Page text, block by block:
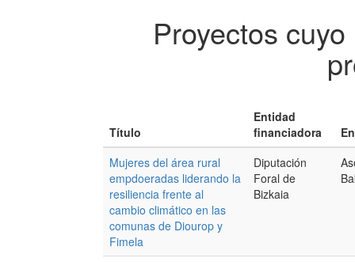
Proyectos
Título
Entidad
financiadora
Mujeres del área rural
empdoeradas liderando la
resiliencia frente al
cambio climático en las
comunas de Diourop y
Fimela
Diputación
Foral de
Bizkaia